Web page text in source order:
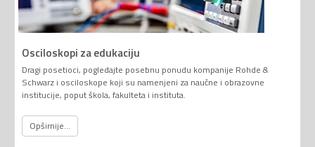
Osciloskopi za edukaciju
Dragi posetioci, pogledajte posebnu ponudu kompanije Rohde &
Schwarz i osciloskope koji su namenjeni za naučne i obrazovne
institucije, poput škola, fakulteta i instituta.
Opširnije...